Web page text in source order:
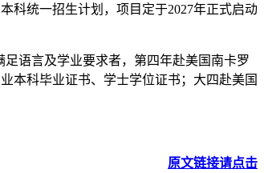
科统一招生计划，项目定于2027年正式启动
语言及学业要求者，第四年赴美国南卡罗
本科毕业证书、学士学位证书；大四赴美国
原文链接请点击